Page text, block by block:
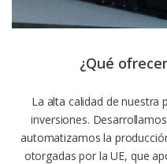
¿Qué
La alta calidad de nuestra
inversiones.
automatizamos la
otorgadas por la UE, que